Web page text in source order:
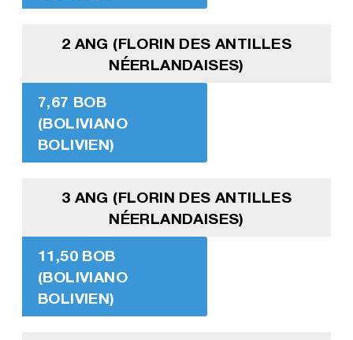
2 ANG (FLORIN DES ANTILLES
NÉERLANDAISES)
7,67 BOB
(BOLIVIANO
BOLIVIEN)
3 ANG (FLORIN DES ANTILLES
NÉERLANDAISES)
11,50 BOB
(BOLIVIANO
BOLIVIEN)